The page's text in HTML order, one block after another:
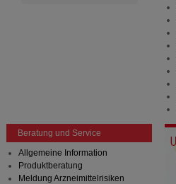
Beratung und Service
Allgemeine Information
Produktberatung
Meldung Arzneimittelrisiken